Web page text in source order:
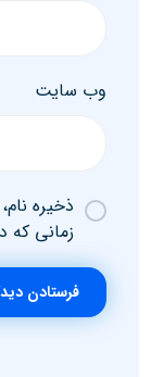
وب‌ سایت
ذخیره
زمانی که
فرستادن